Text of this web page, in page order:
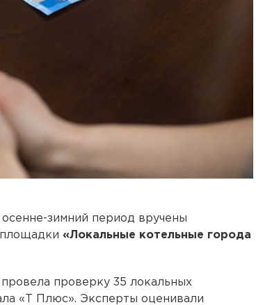
осенне-зимний период вручены
площадки «Локальные котельные города
проверку 35 локальных
«Т Плюс». Эксперты оценивали